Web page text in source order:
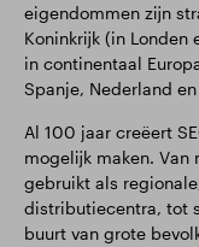
eigendommen zijn
Koninkrijk (in Londen
in continentaal
Spanje, Nederland
Al 100 jaar creëert
mogelijk maken.
gebruikt als
distributiecentra, tot
buurt van grote